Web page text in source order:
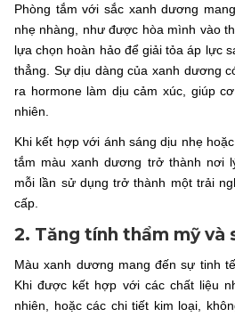
Phòng tắm với sắc xanh dương
nhẹ nhàng, như được hòa mình vào
lựa chọn hoàn hảo để giải tỏa áp lực
thẳng. Sự dịu dàng của xanh dương
ra hormone làm dịu cảm xúc, giúp
nhiên.
Khi kết hợp với ánh sáng dịu nhẹ
tắm màu xanh dương trở thành nơi
mỗi lần sử dụng trở thành một trải
cấp.
2. Tăng tính thẩm mỹ và
Màu xanh dương mang đến sự tinh
Khi được kết hợp với các chất liệu
nhiên, hoặc các chi tiết kim loại,